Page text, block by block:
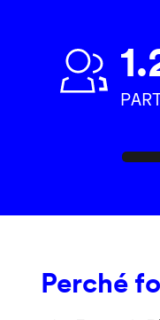
Perché